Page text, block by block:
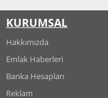
KURUMSAL
Hakkımızda
Emlak Haberleri
Banka Hesapları
Reklam